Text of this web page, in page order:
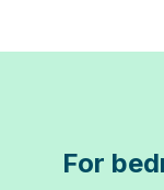
For